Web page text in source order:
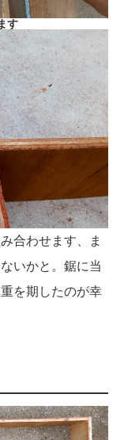
す
合わせます、ま
いかと。鋸に当
を期したのが幸